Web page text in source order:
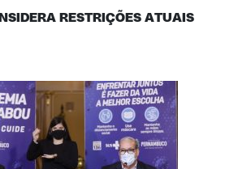
RESTRIÇÕES ATUAIS